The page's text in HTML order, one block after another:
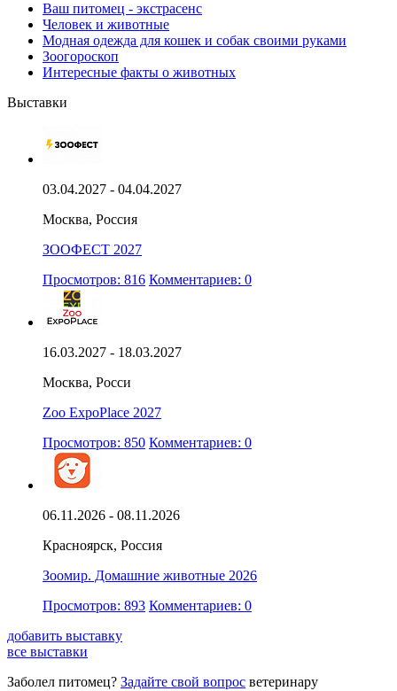
Ваш питомец - экстрасенс
Человек и животные
Модная одежда для кошек и собак своими руками
Зоогороскоп
Интересные факты о животных
Выставки
03.04.2027 - 04.04.2027
Москва, Россия
ЗООФЕСТ 2027
Просмотров: 816 Комментариев: 0
16.03.2027 - 18.03.2027
Москва, Росси
Zoo ExpoPlace 2027
Просмотров: 850 Комментариев: 0
06.11.2026 - 08.11.2026
Красноярск, Россия
Зоомир. Домашние животные 2026
Просмотров: 893 Комментариев: 0
добавить выставку
все выставки
Заболел питомец? Задайте свой вопрос ветеринару